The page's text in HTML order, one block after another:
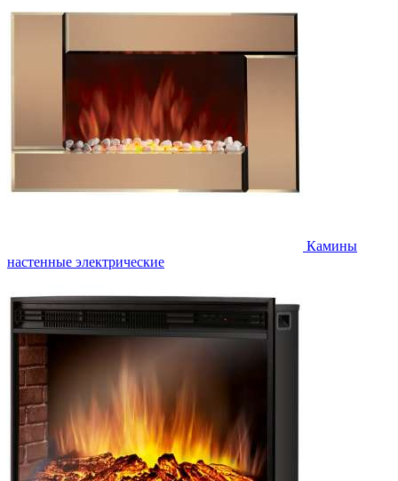
Камины
настенные электрические